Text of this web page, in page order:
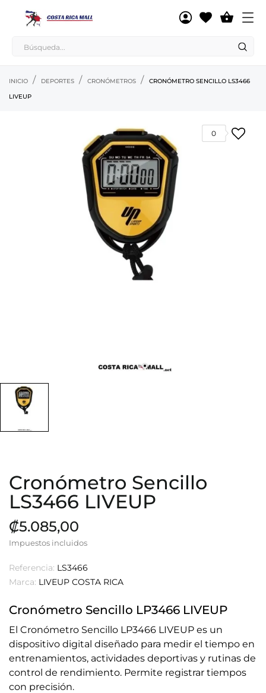

INICIO DEPORTES CRONÓMETROS
CRONÓMETRO SENCILLO LS3466
LIVEUP
0
Cronómetro Sencillo
LS3466 LIVEUP
₡5.085,00
Impuestos incluidos
Referencia: LS3466
Marca: LIVEUP COSTA RICA
Cronómetro Sencillo LP3466 LIVEUP
El Cronómetro Sencillo LP3466 LIVEUP es un
dispositivo digital diseñado para medir el tiempo en
entrenamientos, actividades deportivas y rutinas de
control de rendimiento. Permite registrar tiempos
con precisión.